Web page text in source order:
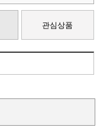
관심상품